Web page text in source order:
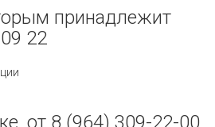
принадлежит
22
от 8 (964) 309-22-00